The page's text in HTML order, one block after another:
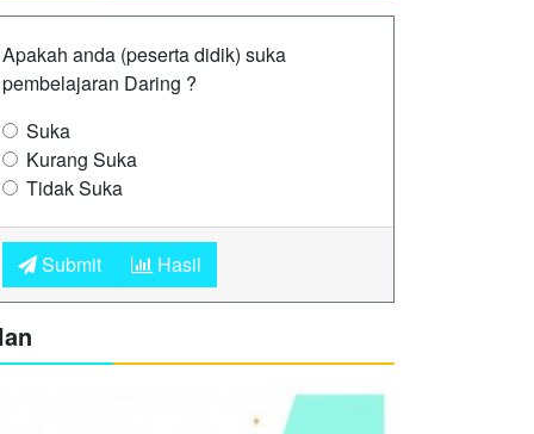
Apakah anda (peserta didik) suka
pembelajaran Daring ?
Suka
Kurang Suka
Tidak Suka
Submit Hasil